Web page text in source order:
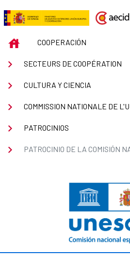
Saut au contenu principal
Patrocinio de la
INICIOCOOPERACIÓN
SECTEURS DE COOPÉRATION
CULTURA Y CIENCIA
COMMISSION NATIONALE DE
PATROCINIOS
PATROCINIO DE LA COMISIÓN